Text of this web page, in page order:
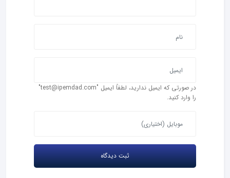
در صورتی که ایمیل ندارید، لطفاً ایمیل "test@ipemdad.com"
را وارد کنید.